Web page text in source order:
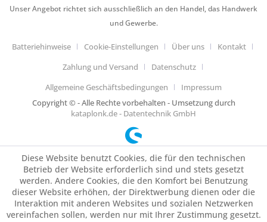
Unser Angebot richtet sich ausschließlich an den Handel, das Handwerk
und Gewerbe.
Batteriehinweise Cookie-Einstellungen Über uns
Kontakt
Zahlung und Versand
Datenschutz
Allgemeine Geschäftsbedingungen
Impressum
Copyright © - Alle Rechte vorbehalten - Umsetzung durch
kataplonk.de - Datentechnik GmbH
Diese Website benutzt Cookies, die für den technischen
Betrieb der Website erforderlich sind und stets gesetzt
werden. Andere Cookies, die den Komfort bei Benutzung
dieser Website erhöhen, der Direktwerbung dienen oder die
Interaktion mit anderen Websites und sozialen Netzwerken
vereinfachen sollen, werden nur mit Ihrer Zustimmung gesetzt.